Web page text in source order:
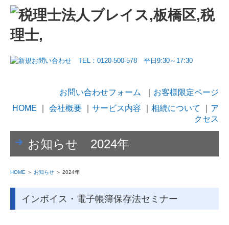
お問い合わせフォーム
お客様限定ページ
HOME
会社概要 サービス内容 相続について
ア
クセス
お知らせ 2024年
HOME ＞ お知らせ ＞ 2024年
インボイス・電子帳簿保存法セミナー